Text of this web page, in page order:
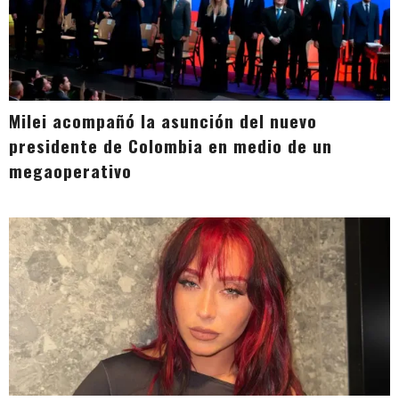
Milei acompañó la asunción del nuevo
presidente de Colombia en medio de un
megaoperativo